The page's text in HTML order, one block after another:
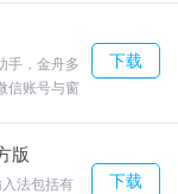
。欢迎来
手，金舟多
信账号与窗
持话术自
欢迎来合
下载
版
法包括有
下载